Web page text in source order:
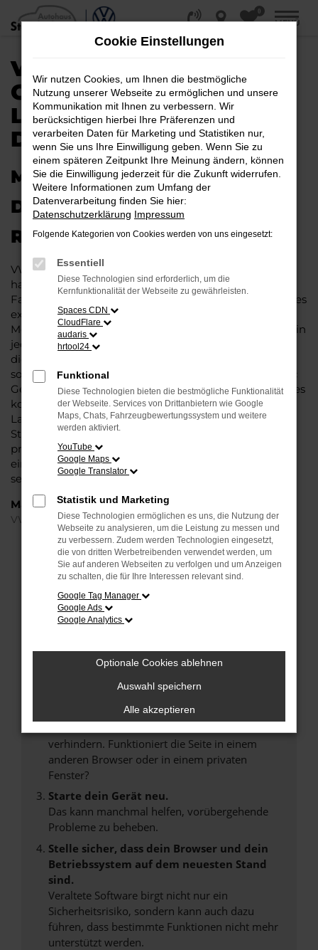
Zum
Hauptinhalt
0
MENÜ
VW T-ROC
GEBRAUCHTWAGEN |
LIEFERSERVICE NACH
DORTMUND
MIT RABATT DURCH
DORTMUND MIT DEM VW T-
ROC GEBRAUCHTWAGEN
VW T-Roc Gebrauchtwagen liegen im Trend und das
hat einen vergleichsweise einfachen Grund. Ob für
Fahrten in und um Dortmund oder längere Strecken: es
existieren schlichtweg kaum Fahrzeuge, die diesem
Modell das Wasser reichen können. Die Qualität steht in
jeder Modellgeneration außer Frage. Hinzu kommen
die vielfältigen Möglichkeiten einer Individualisierung
sowie die zahlreichen Assistenzsysteme. Ein VW T-Roc
Gebrauchtwagen für Dortmund ist ein Fahrzeug, wie es
kompletter nicht sein könnte und überzeugt durch
Langlebigkeit und einen sehr soliden Werterhalt. Bei
Steinböhmer kommt hinzu, dass Sie sich über einen
preislichen Nachlass freuen dürfen und beim Kauf auf
ein Unternehmen mit mehr als 80 Jahren Erfahrung
setzen.
Marken
VW
FEHLER: NETWORK ERROR
Hier sind ein paar Tipps, die dir helfen können:
Überprüfe deine Firewall und deine
Laden andere Webseiten, zum Beispiel deine
Prüfe deine Browsererweiterungen.
Manche Erweiterungen, wie Werbeblocker,
verhindern. Funktioniert die Seite in einem
anderen Browser oder in einem privaten
Fenster?
Starte dein Gerät neu.
Das kann manchmal helfen, vorübergehende
Probleme zu beheben.
Stelle sicher, dass dein Browser und dein
Betriebssystem auf dem neuesten Stand
sind.
Veraltete Software birgt nicht nur ein
Sicherheitsrisiko, sondern kann auch dazu
führen, dass bestimmte Funktionen nicht mehr
unterstützt werden.
Cookie Einstellungen
Wir nutzen Cookies, um Ihnen die bestmögliche
Nutzung unserer Webseite zu ermöglichen und unsere
Kommunikation mit Ihnen zu verbessern. Wir
berücksichtigen hierbei Ihre Präferenzen und
verarbeiten Daten für Marketing und Statistiken nur,
wenn Sie uns Ihre Einwilligung geben. Wenn Sie zu
einem späteren Zeitpunkt Ihre Meinung ändern, können
Sie die Einwilligung jederzeit für die Zukunft widerrufen.
Weitere Informationen zum Umfang der
Datenverarbeitung finden Sie hier:
Datenschutzerklärung Impressum
Folgende Kategorien von Cookies werden von uns eingesetzt:
Essentiell
Diese Technologien sind erforderlich, um die
Kernfunktionalität der Webseite zu gewährleisten.
Spaces CDN
CloudFlare
audaris
hrtool24
Funktional
Diese Technologien bieten die bestmögliche Funktionalität
der Webseite. Services von Drittanbietern wie Google
Maps, Chats, Fahrzeugbewertungssystem und weitere
werden aktiviert.
YouTube
Google Maps
Google Translator
Statistik und Marketing
Diese Technologien ermöglichen es uns, die Nutzung der
Webseite zu analysieren, um die Leistung zu messen und
zu verbessern. Zudem werden Technologien eingesetzt,
die von dritten Werbetreibenden verwendet werden, um
Sie auf anderen Webseiten zu verfolgen und um Anzeigen
zu schalten, die für Ihre Interessen relevant sind.
Google Tag Manager
Google Ads
Google Analytics
Optionale Cookies ablehnen
Auswahl speichern
Alle akzeptieren